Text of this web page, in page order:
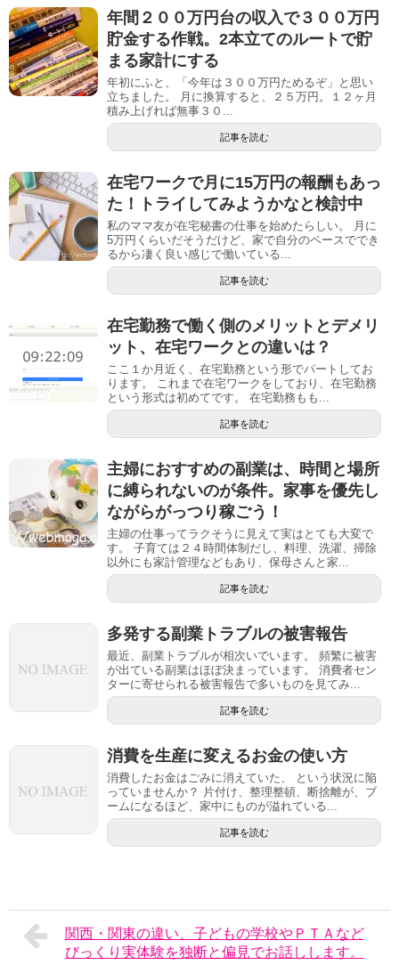
年間２００万円台の収入で３００万円
貯金する作戦。2本立てのルートで貯
まる家計にする
年初にふと、「今年は３００万円ためるぞ」と思い
立ちました。 月に換算すると、２５万円。１２ヶ月
積み上げれば無事３０...
記事を読む
在宅ワークで月に15万円の報酬もあっ
た！トライしてみようかなと検討中
私のママ友が在宅秘書の仕事を始めたらしい。 月に
5万円くらいだそうだけど、家で自分のペースででき
るから凄く良い感じで働いている...
記事を読む
​在宅勤務で働く側のメリットとデメリ
ット、在宅ワークとの違いは？
ここ１か月近く、在宅勤務という形でパートしてお
ります。 これまで在宅ワークをしており、在宅勤務
という形式は初めてです。 在宅勤務もも...
記事を読む
主婦におすすめの副業は、時間と場所
に縛られないのが条件。家事を優先し
ながらがっつり稼ごう！
主婦の仕事ってラクそうに見えて実はとても大変で
す。 子育ては２４時間体制だし、料理、洗濯、掃除
以外にも家計管理などもあり、保母さんと家...
記事を読む
多発する副業トラブルの被害報告
最近、副業トラブルが相次いでいます。 頻繁に被害
が出ている副業はほぼ決まっています。 消費者セン
ターに寄せられる被害報告で多いものを見てみ...
記事を読む
消費を生産に変えるお金の使い方
消費したお金はごみに消えていた、 という状況に陥
っていませんか？ 片付け、整理整頓、断捨離が、ブ
ームになるほど、家中にものが溢れている...
記事を読む
関西・関東の違い、子どもの学校やＰＴＡなど
びっくり実体験を独断と偏見でお話しします。